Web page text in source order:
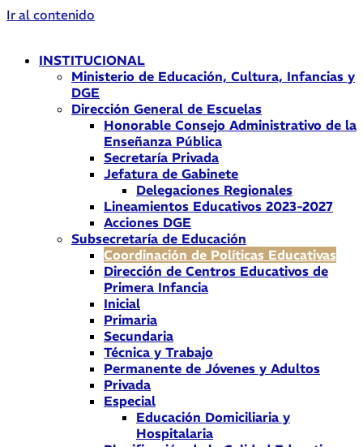
Ir al contenido
INSTITUCIONAL
Ministerio de Educación, Cultura, Infancias y
DGE
Dirección General de Escuelas
Honorable Consejo Administrativo de la
Enseñanza Pública
Secretaría Privada
Jefatura de Gabinete
Delegaciones Regionales
Lineamientos Educativos 2023-2027
Acciones DGE
Subsecretaría de Educación
Coordinación de Políticas Educativas
Dirección de Centros Educativos de
Primera Infancia
Inicial
Primaria
Secundaria
Técnica y Trabajo
Permanente de Jóvenes y Adultos
Privada
Especial
Educación Domiciliaria y
Hospitalaria